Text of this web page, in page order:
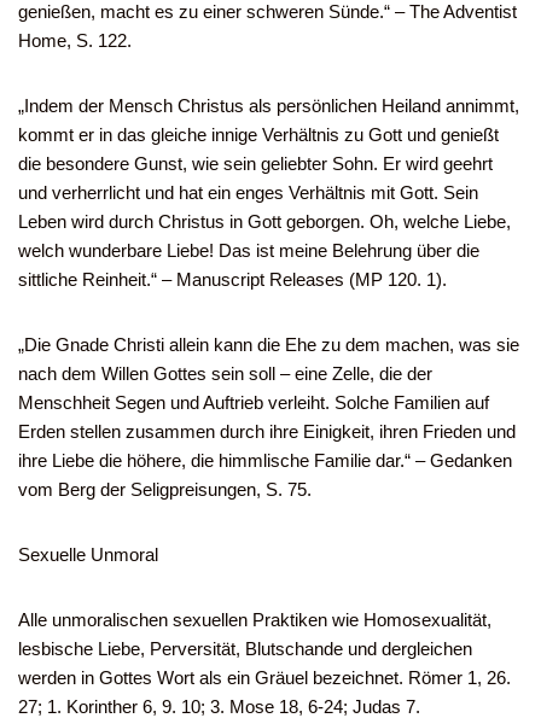
genießen, macht es zu einer schweren Sünde.“ – The Adventist
Home, S. 122.
„Indem der Mensch Christus als persönlichen Heiland annimmt,
kommt er in das gleiche innige Verhältnis zu Gott und genießt
die besondere Gunst, wie sein geliebter Sohn. Er wird geehrt
und verherrlicht und hat ein enges Verhältnis mit Gott. Sein
Leben wird durch Christus in Gott geborgen. Oh, welche Liebe,
welch wunderbare Liebe! Das ist meine Belehrung über die
sittliche Reinheit.“ – Manuscript Releases (MP 120. 1).
„Die Gnade Christi allein kann die Ehe zu dem machen, was sie
nach dem Willen Gottes sein soll – eine Zelle, die der
Menschheit Segen und Auftrieb verleiht. Solche Familien auf
Erden stellen zusammen durch ihre Einigkeit, ihren Frieden und
ihre Liebe die höhere, die himmlische Familie dar.“ – Gedanken
vom Berg der Seligpreisungen, S. 75.
Sexuelle Unmoral
Alle unmoralischen sexuellen Praktiken wie Homosexualität,
lesbische Liebe, Perversität, Blutschande und dergleichen
werden in Gottes Wort als ein Gräuel bezeichnet. Römer 1, 26.
27; 1. Korinther 6, 9. 10; 3. Mose 18, 6-24; Judas 7.